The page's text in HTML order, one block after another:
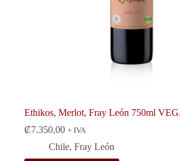
Ethikos, Merlot, Fray León 750ml
₡7.350,00 + IVA
Chile, Fray León